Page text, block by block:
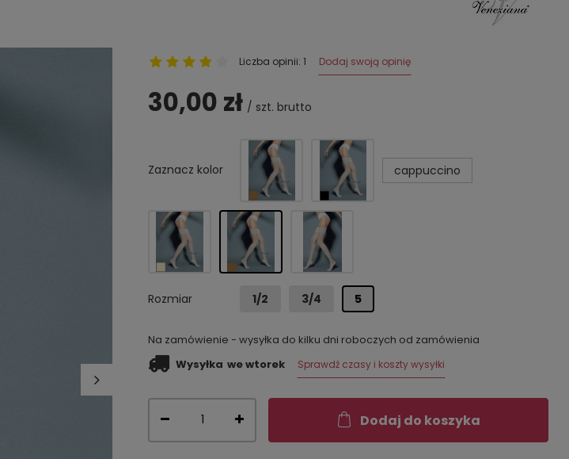
Liczba opinii: 1 Dodaj swoją opinię
30,00 zł / szt. brutto
Zaznacz kolor cappuccino
Rozmiar 1/2 3/4 5
Na zamówienie - wysyłka do kilku dni roboczych od zamówienia
Wysyłka we wtorek Sprawdź czasy i koszty wysyłki
Dodaj do koszyka